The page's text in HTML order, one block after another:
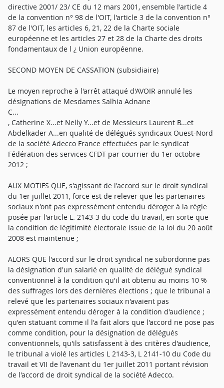
directive 2001/ 23/ CE du 12 mars 2001, ensemble l'article 4
de la convention n° 98 de l'OIT, l'article 3 de la convention n°
87 de l'OIT, les articles 6, 21, 22 de la Charte sociale
européenne et les articles 27 et 28 de la Charte des droits
fondamentaux de l ¿ Union européenne.
SECOND MOYEN DE CASSATION (subsidiaire)
Le moyen reproche à l'arrêt attaqué d'AVOIR annulé les
désignations de Mesdames Salhia Adnane
C...
, Catherine X...et Nelly Y...et de Messieurs Laurent B...et
Abdelkader A...en qualité de délégués syndicaux Ouest-Nord
de la société Adecco France effectuées par le syndicat
Fédération des services CFDT par courrier du 1er octobre
2012 ;
AUX MOTIFS QUE, s'agissant de l'accord sur le droit syndical
du 1er juillet 2011, force est de relever que les partenaires
sociaux n'ont pas expressément entendu déroger à la règle
posée par l'article L. 2143-3 du code du travail, en sorte que
la condition de légitimité électorale issue de la loi du 20 août
2008 est maintenue ;
ALORS QUE l'accord sur le droit syndical ne subordonne pas
la désignation d'un salarié en qualité de délégué syndical
conventionnel à la condition qu'il ait obtenu au moins 10 %
des suffrages lors des dernières élections ; que le tribunal a
relevé que les partenaires sociaux n'avaient pas
expressément entendu déroger à la condition d'audience ;
qu'en statuant comme il l'a fait alors que l'accord ne pose pas
comme condition, pour la désignation de délégués
conventionnels, qu'ils satisfassent à des critères d'audience,
le tribunal a violé les articles L 2143-3, L 2141-10 du Code du
travail et VII de l'avenant du 1er juillet 2011 portant révision
de l'accord de droit syndical de la société Adecco.